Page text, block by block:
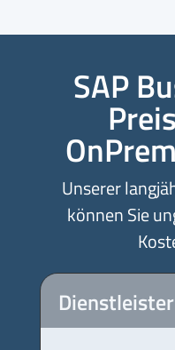
SAP
Unserer
können Sie
Dienstleister